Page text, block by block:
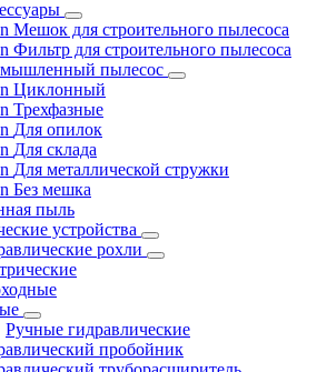
Мешок для строительного пылесоса
Фильтр для строительного пылесоса
пылесос
Циклонный
Трехфазные
Для опилок
Для склада
Для металлической стружки
Без мешка
пыль
устройства
рохли
Ручные гидравлические
пробойник